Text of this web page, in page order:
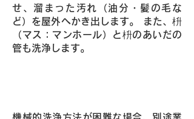
せ、溜まった汚れ（油分・髪の毛な
ど）を屋外へかき出します。 また、枡
（マス：マンホール）と枡のあいだの
管も洗浄します。